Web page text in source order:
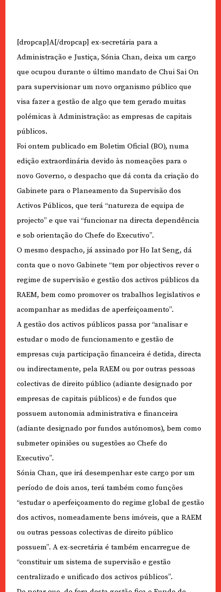
[dropcap]A[/dropcap] ex-secretária para a
Administração e Justiça, Sónia Chan, deixa um cargo
que ocupou durante o último mandato de Chui Sai On
para supervisionar um novo organismo público que
visa fazer a gestão de algo que tem gerado muitas
polémicas à Administração: as empresas de capitais
públicos.
Foi ontem publicado em Boletim Oficial (BO), numa
edição extraordinária devido às nomeações para o
novo Governo, o despacho que dá conta da criação do
Gabinete para o Planeamento da Supervisão dos
Activos Públicos, que terá “natureza de equipa de
projecto” e que vai “funcionar na directa dependência
e sob orientação do Chefe do Executivo”.
O mesmo despacho, já assinado por Ho Iat Seng, dá
conta que o novo Gabinete “tem por objectivos rever o
regime de supervisão e gestão dos activos públicos da
RAEM, bem como promover os trabalhos legislativos e
acompanhar as medidas de aperfeiçoamento”.
A gestão dos activos públicos passa por “analisar e
estudar o modo de funcionamento e gestão de
empresas cuja participação financeira é detida, directa
ou indirectamente, pela RAEM ou por outras pessoas
colectivas de direito público (adiante designado por
empresas de capitais públicos) e de fundos que
possuem autonomia administrativa e financeira
(adiante designado por fundos autónomos), bem como
submeter opiniões ou sugestões ao Chefe do
Executivo”.
Sónia Chan, que irá desempenhar este cargo por um
período de dois anos, terá também como funções
“estudar o aperfeiçoamento do regime global de gestão
dos activos, nomeadamente bens imóveis, que a RAEM
ou outras pessoas colectivas de direito público
possuem”. A ex-secretária é também encarregue de
“constituir um sistema de supervisão e gestão
centralizado e unificado dos activos públicos”.